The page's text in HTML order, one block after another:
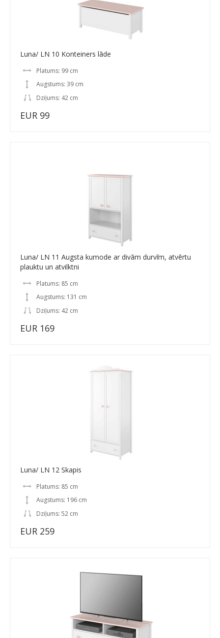
Luna/ LN 10 Konteiners lāde
Platums: 99 cm
Augstums: 39 cm
Dziļums: 42 cm
EUR 99
Luna/ LN 11 Augsta kumode ar divām durvīm, atvērtu
plauktu un atvilktni
Platums: 85 cm
Augstums: 131 cm
Dziļums: 42 cm
EUR 169
Luna/ LN 12 Skapis
Platums: 85 cm
Augstums: 196 cm
Dziļums: 52 cm
EUR 259